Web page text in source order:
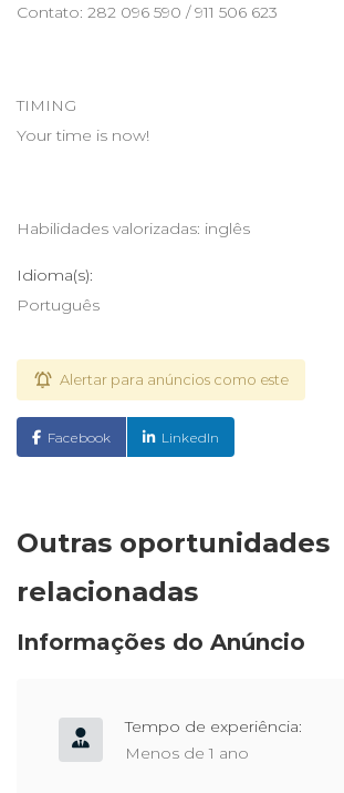
Contato: 282 096 590 / 911 506 623
TIMING
Your time is now!
Habilidades valorizadas: inglês
Idioma(s):
Português
Alertar para anúncios como este
Facebook LinkedIn
Outras oportunidades
relacionadas
Informações do Anúncio
Tempo de experiência:
Menos de 1 ano